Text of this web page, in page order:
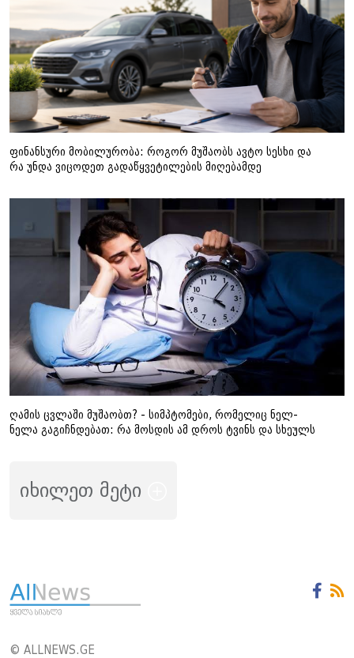
ფინანსური მობილურობა: როგორ მუშაობს ავტო სესხი და
რა უნდა ვიცოდეთ გადაწყვეტილების მიღებამდე
ღამის ცვლაში მუშაობთ? - სიმპტომები, რომელიც ნელ-
ნელა გაგიჩნდებათ: რა მოსდის ამ დროს ტვინს და სხეულს
იხილეთ მეტი
© ALLNEWS.GE